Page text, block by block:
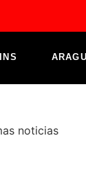
noticias